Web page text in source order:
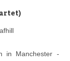
in Manchester -